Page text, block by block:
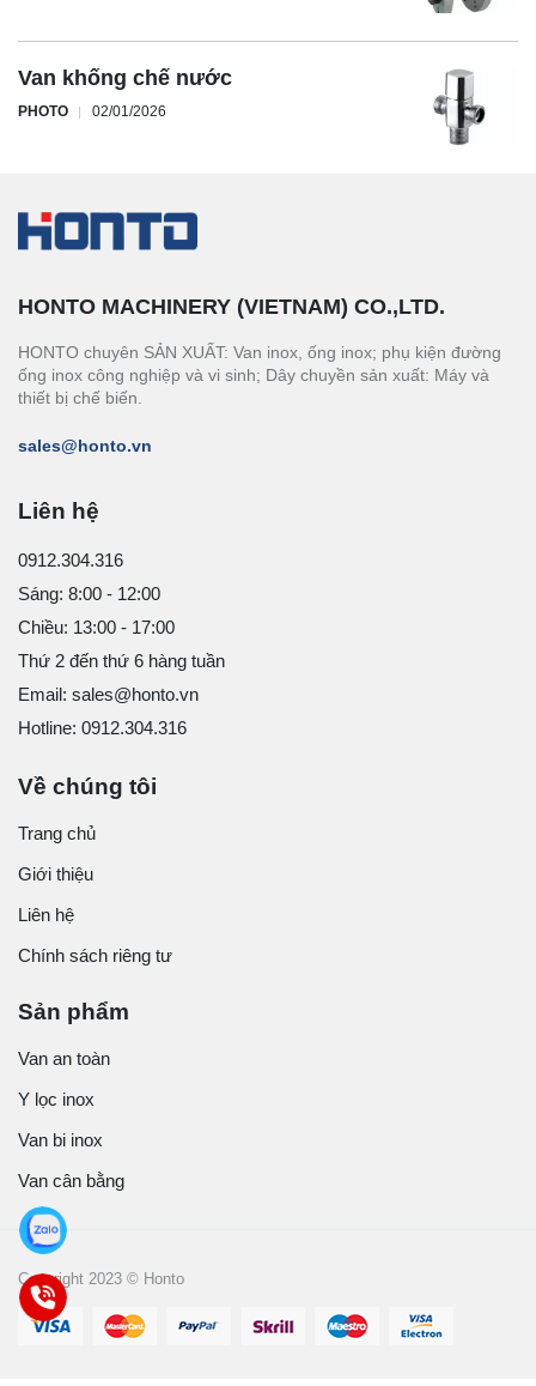
Van khống chế nước
PHOTO 02/01/2026
HONTO MACHINERY (VIETNAM) CO.,LTD.
HONTO chuyên SẢN XUẤT: Van inox, ống inox; phụ kiện đường
ống inox công nghiệp và vi sinh; Dây chuyền sản xuất: Máy và
thiết bị chế biến.
sales@honto.vn
Liên hệ
0912.304.316
Sáng: 8:00 - 12:00
Chiều: 13:00 - 17:00
Thứ 2 đến thứ 6 hàng tuần
Email: sales@honto.vn
Hotline: 0912.304.316
Về chúng tôi
Trang chủ
Giới thiệu
Liên hệ
Chính sách riêng tư
Sản phẩm
Van an toàn
Y lọc inox
Van bi inox
Van cân bằng
Copyright 2023 © Honto